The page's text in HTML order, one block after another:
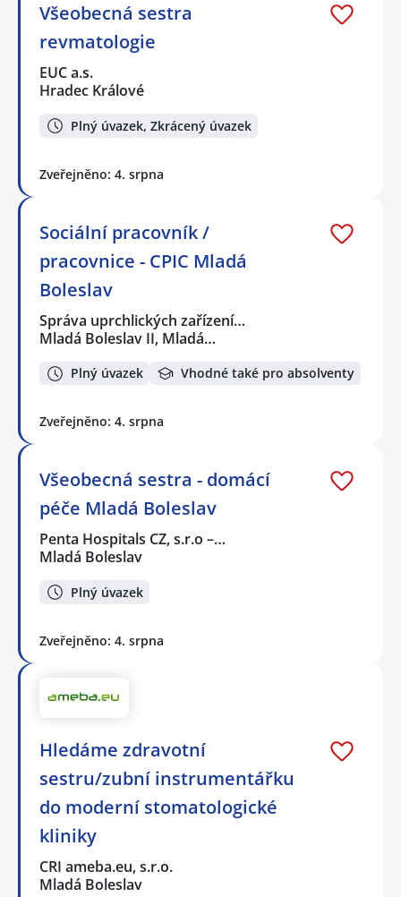
Všeobecná sestra
revmatologie
EUC a.s.
Hradec Králové
Plný úvazek, Zkrácený úvazek
Zveřejněno: 4. srpna
Sociální pracovník /
pracovnice - CPIC Mladá
Boleslav
Správa uprchlických zařízení…
Mladá Boleslav II, Mladá…
Plný úvazek Vhodné také pro absolventy
Zveřejněno: 4. srpna
Všeobecná sestra - domácí
péče Mladá Boleslav
Penta Hospitals CZ, s.r.o –…
Mladá Boleslav
Plný úvazek
Zveřejněno: 4. srpna
Hledáme zdravotní
sestru/zubní instrumentářku
do moderní stomatologické
kliniky
CRI ameba.eu, s.r.o.
Mladá Boleslav